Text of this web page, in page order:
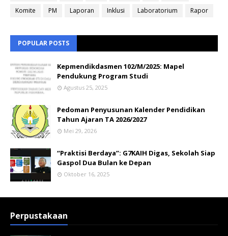
Komite
PM Laporan Inklusi Laboratorium Rapor
POPULAR POSTS
Kepmendikdasmen 102/M/2025: Mapel
Pendukung Program Studi
Agustus 25, 2025
Pedoman Penyusunan Kalender Pendidikan
Tahun Ajaran TA 2026/2027
Mei 29, 2026
“Praktisi Berdaya”: G7KAIH Digas, Sekolah Siap
Gaspol Dua Bulan ke Depan
Oktober 16, 2025
Perpustakaan